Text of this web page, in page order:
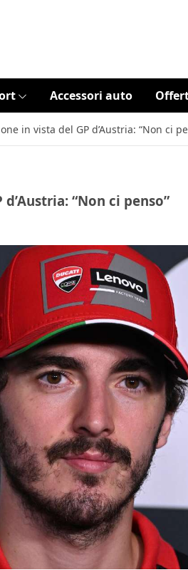
Accessori auto
in vista del GP d’Austria: “Non ci
“Non ci penso”